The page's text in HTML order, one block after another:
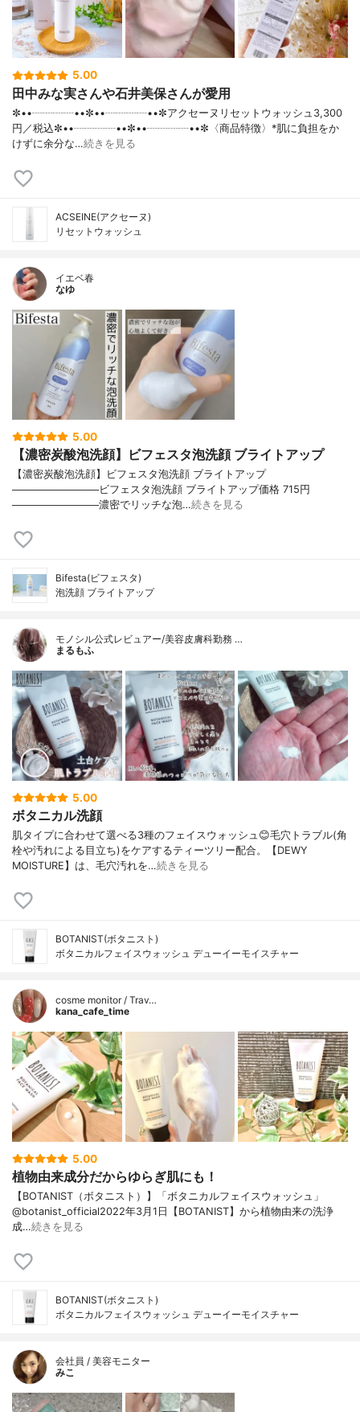
5.00
田中みな実さんや石井美保さんが愛用
✼••┈┈┈┈••✼••┈┈┈┈••✼アクセーヌリセットウォッシュ3,300
円／税込✼••┈┈┈┈••✼••┈┈┈┈••✼〈商品特徴〉*肌に負担をか
けずに余分な…続きを見る
ACSEINE(アクセーヌ)
リセットウォッシュ
イエベ春
なゆ
5.00
【濃密炭酸泡洗顔】ビフェスタ泡洗顔 ブライトアップ
【濃密炭酸泡洗顔】ビフェスタ泡洗顔 ブライトアップ
────────────ビフェスタ泡洗顔 ブライトアップ価格 715円
────────────濃密でリッチな泡…続きを見る
Bifesta(ビフェスタ)
泡洗顔 ブライトアップ
モノシル公式レビュアー/美容皮膚科勤務 …
まるもふ
5.00
ボタニカル洗顔
肌タイプに合わせて選べる3種のフェイスウォッシュ😊毛穴トラブル(角
栓や汚れによる目立ち)をケアするティーツリー配合。【DEWY
MOISTURE】は、毛穴汚れを…続きを見る
BOTANIST(ボタニスト)
ボタニカルフェイスウォッシュ デューイーモイスチャー
cosme monitor / Trav…
kana_cafe_time
5.00
植物由来成分だからゆらぎ肌にも！
【BOTANIST（ボタニスト）】「ボタニカルフェイスウォッシュ」
@botanist_official2022年3月1日【BOTANIST】から植物由来の洗浄
成…続きを見る
BOTANIST(ボタニスト)
ボタニカルフェイスウォッシュ デューイーモイスチャー
会社員 / 美容モニター
みこ